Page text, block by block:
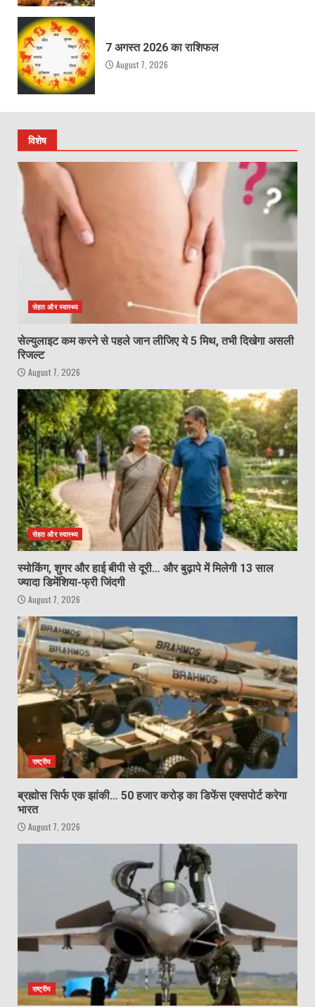
7 अगस्त 2026 का राशिफल
August 7, 2026
विशेष
सेहत और स्वास्थ्य
सेल्युलाइट कम करने से पहले जान लीजिए ये 5 मिथ, तभी दिखेगा असली
रिजल्ट
August 7, 2026
सेहत और स्वास्थ्य
स्मोकिंग, शुगर और हाई बीपी से दूरी… और बुढ़ापे में मिलेगी 13 साल
ज्यादा डिमेंशिया-फ्री जिंदगी
August 7, 2026
राष्ट्रीय
ब्रह्मोस सिर्फ एक झांकी… 50 हजार करोड़ का डिफेंस एक्सपोर्ट करेगा
भारत
August 7, 2026
राष्ट्रीय